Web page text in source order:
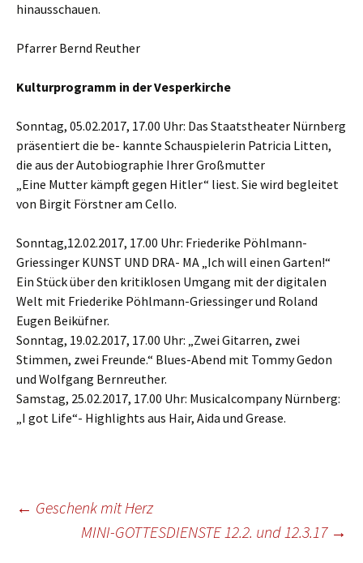
hinausschauen.
Pfarrer Bernd Reuther
Kulturprogramm in der Vesperkirche
Sonntag, 05.02.2017, 17.00 Uhr: Das Staatstheater Nürnberg
präsentiert die be- kannte Schauspielerin Patricia Litten,
die aus der Autobiographie Ihrer Großmutter
„Eine Mutter kämpft gegen Hitler“ liest. Sie wird begleitet
von Birgit Förstner am Cello.
Sonntag,12.02.2017, 17.00 Uhr: Friederike Pöhlmann-
Griessinger KUNST UND DRA- MA „Ich will einen Garten!“
Ein Stück über den kritiklosen Umgang mit der digitalen
Welt mit Friederike Pöhlmann-Griessinger und Roland
Eugen Beiküfner.
Sonntag, 19.02.2017, 17.00 Uhr: „Zwei Gitarren, zwei
Stimmen, zwei Freunde.“ Blues-Abend mit Tommy Gedon
und Wolfgang Bernreuther.
Samstag, 25.02.2017, 17.00 Uhr: Musicalcompany Nürnberg:
„I got Life“- Highlights aus Hair, Aida und Grease.
Beitragsnavigation
← Geschenk mit Herz
MINI-GOTTESDIENSTE 12.2. und 12.3.17 →